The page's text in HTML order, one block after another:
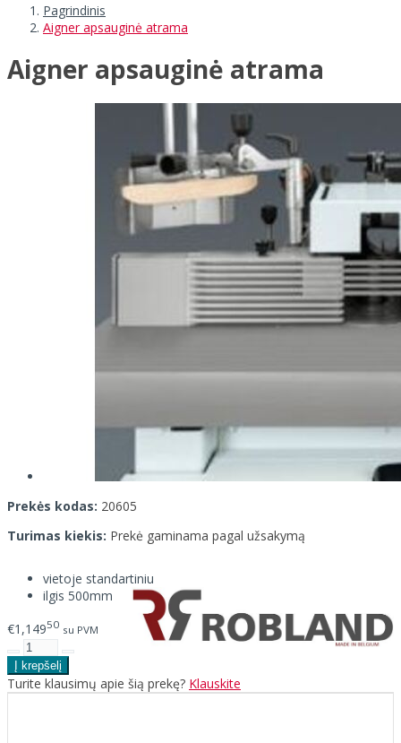
Pagrindinis
Aigner apsauginė atrama
Aigner apsauginė atrama
Prekės kodas: 20605
Turimas kiekis: Prekė gaminama pagal užsakymą
vietoje standartiniu
ilgis 500mm
€1,14950 su PVM
Turite klausimų apie šią prekę? Klauskite